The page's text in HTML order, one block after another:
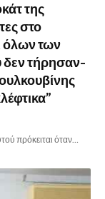
της
στο
όλων των
τήρησαν-
πρόκειται όταν…